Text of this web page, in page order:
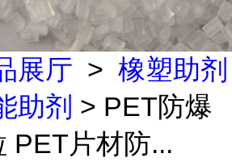
展厅 > 橡塑助剂
助剂 > PET防爆
PET片材防...